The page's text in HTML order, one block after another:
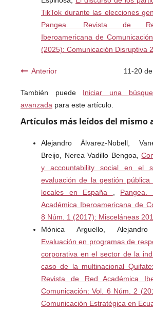
TikTok durante las elecciones
Pangea. Revista de
Iberoamericana de
(2025): Comunicación Disruptiva
Anterior 11-20
También puede Iniciar una
avanzada para este artículo.
Artículos más leídos del mismo
Alejandro Álvarez-Nobell,
Breijo, Nerea Vadillo Bengoa,
y accountability social en el
evaluación de la gestión
locales en España
Pangea.
Académica Iberoamericana de
8 Núm. 1 (2017): Misceláneas
Mónica Arguello, Alejandro
Evaluación en programas de
corporativa en el sector de la
caso de la multinacional
Revista de Red Académica
Comunicación: Vol. 6 Núm. 2
Comunicación Estratégica en